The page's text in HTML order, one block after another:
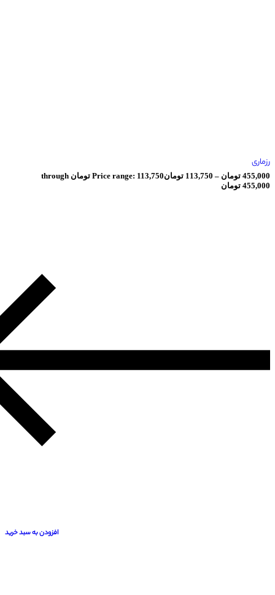
–
113,750 تومان Price range: 113,750 تومان through
افزودن به سبد خرید